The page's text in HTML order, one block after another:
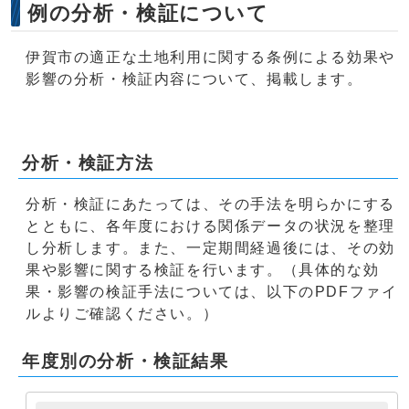
例の分析・検証について
伊賀市の適正な土地利用に関する条例による効果や
影響の分析・検証内容について、掲載します。
分析・検証方法
分析・検証にあたっては、その手法を明らかにする
とともに、各年度における関係データの状況を整理
し分析します。また、一定期間経過後には、その効
果や影響に関する検証を行います。（具体的な効
果・影響の検証手法については、以下のPDFファイ
ルよりご確認ください。）
年度別の分析・検証結果